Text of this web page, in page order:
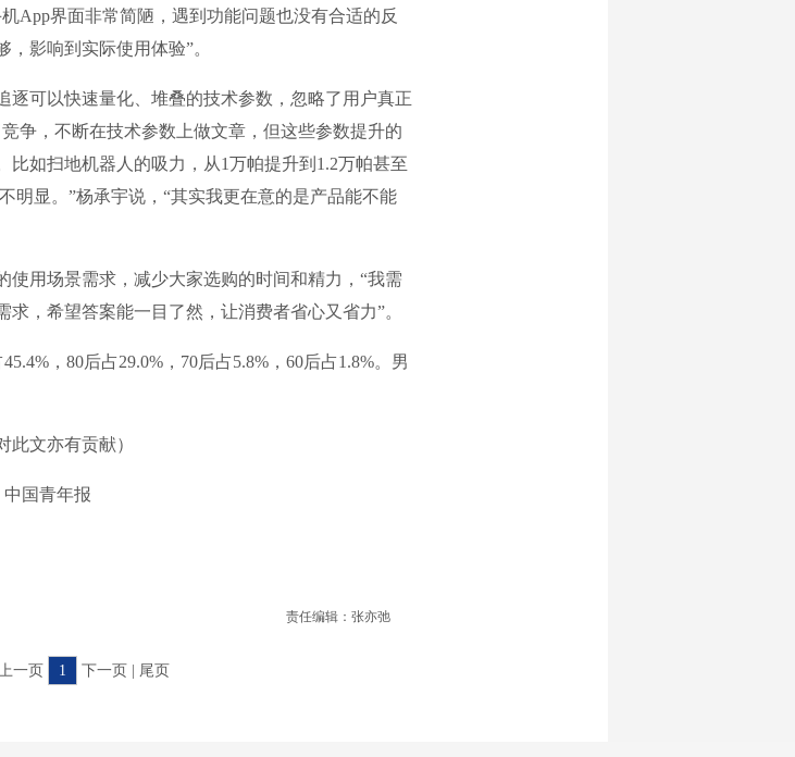
App界面非常简陋，遇到功能问题也没有合适的反
影响到实际使用体验”。
可以快速量化、堆叠的技术参数，忽略了用户真正
争，不断在技术参数上做文章，但这些参数提升的
比如扫地机器人的吸力，从1万帕提升到1.2万帕甚至
明显。”杨承宇说，“其实我更在意的是产品能不能
用场景需求，减少大家选购的时间和精力，“我需
，希望答案能一目了然，让消费者省心又省力”。
，80后占29.0%，70后占5.8%，60后占1.8%。男
文亦有贡献）
国青年报
责任编辑：张亦弛
一页 1 下一页 | 尾页